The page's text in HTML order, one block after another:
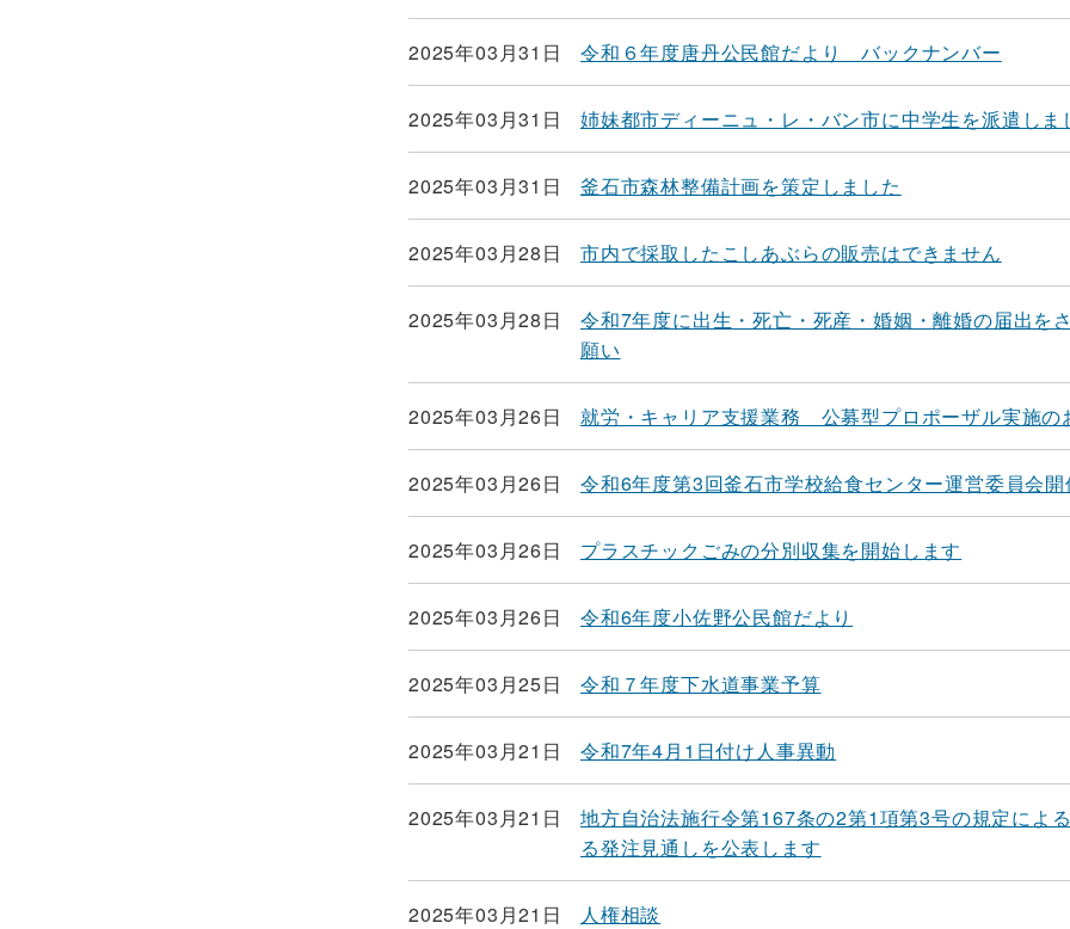
2025年03月31日 令和６年度唐丹公民館だより バックナンバー
2025年03月31日 姉妹都市ディーニュ・レ・バン市に中学生を派遣しま
2025年03月31日 釜石市森林整備計画を策定しました
2025年03月28日 市内で採取したこしあぶらの販売はできません
2025年03月28日
令和7年度に出生・死亡・死産・婚姻・離婚の届出を
願い
2025年03月26日 就労・キャリア支援業務 公募型プロポーザル実施の
2025年03月26日 令和6年度第3回釜石市学校給食センター運営委員会
2025年03月26日 プラスチックごみの分別収集を開始します
2025年03月26日 令和6年度小佐野公民館だより
2025年03月25日 令和７年度下水道事業予算
2025年03月21日 令和7年4月1日付け人事異動
2025年03月21日
地方自治法施行令第167条の2第1項第3号の規定によ
る発注見通しを公表します
2025年03月21日 人権相談